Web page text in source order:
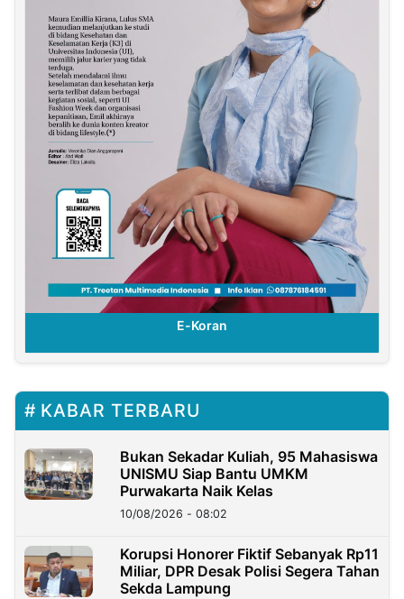
E-Koran
KABAR TERBARU
Bukan Sekadar Kuliah, 95 Mahasiswa
UNISMU Siap Bantu UMKM
Purwakarta Naik Kelas
10/08/2026 - 08:02
Korupsi Honorer Fiktif Sebanyak Rp11
Miliar, DPR Desak Polisi Segera Tahan
Sekda Lampung